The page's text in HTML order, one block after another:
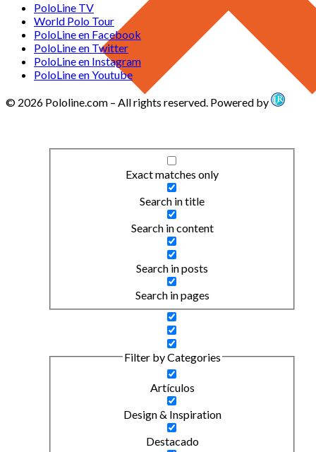
Exact matches only
Search in title
Search in content
Search in posts
Search in pages
Filter by Categories
Artículos
Design & Inspiration
Destacado
PoloLine TV
World Polo Tour
PoloLine en Facebook
PoloLine en Twitter
PoloLine en Instagram
PoloLine en Youtube
© 2026 Pololine.com – All rights reserved. Powered by